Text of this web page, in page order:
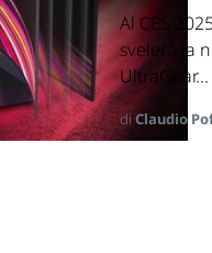
Al CES
svelerà la
UltraGear...
diClaudio